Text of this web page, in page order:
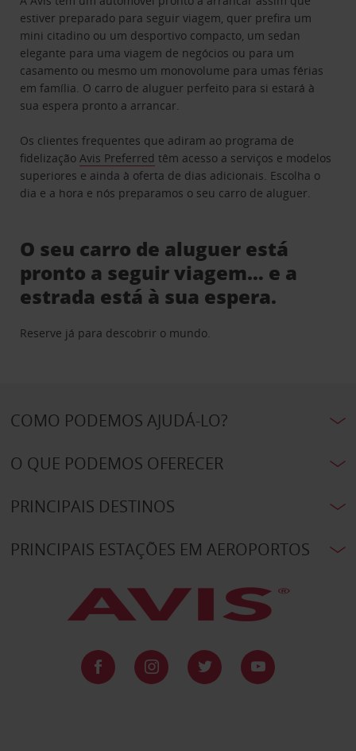
estiver preparado para seguir viagem, quer prefira um
mini citadino ou um desportivo compacto, um sedan
elegante para uma viagem de negócios ou para um
casamento ou mesmo um monovolume para umas férias
em família. O carro de aluguer perfeito para si estará à
sua espera pronto a arrancar.
Os clientes frequentes que adiram ao programa de
fidelizaçãoAvis Preferred têm acesso a serviços e modelos
superiores e ainda à oferta de dias adicionais. Escolha o
dia e a hora e nós preparamos o seu carro de aluguer.
O seu carro de aluguer está
pronto a seguir viagem… e a
estrada está à sua espera.
Reserve já para descobrir o mundo.
COMO PODEMOS AJUDÁ-LO?
O QUE PODEMOS OFERECER
PRINCIPAIS DESTINOS
PRINCIPAIS ESTAÇÕES EM AEROPORTOS